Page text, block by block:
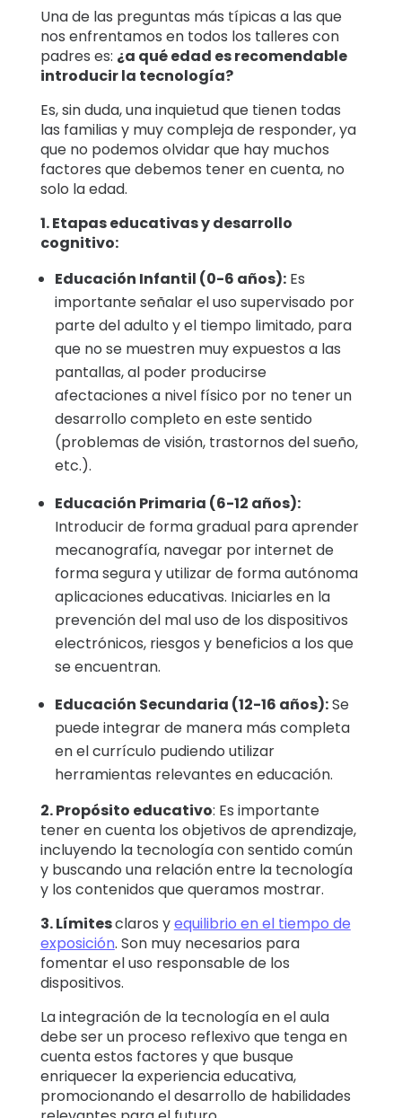
Una de las preguntas más típicas a las que
nos enfrentamos en todos los talleres con
padres es: ¿a qué edad es recomendable
introducir la tecnología?
Es, sin duda, una inquietud que tienen todas
las familias y muy compleja de responder, ya
que no podemos olvidar que hay muchos
factores que debemos tener en cuenta, no
solo la edad.
1. Etapas educativas y desarrollo
cognitivo:
Educación Infantil (0-6 años):Es
importante señalar el uso supervisado por
parte del adulto y el tiempo limitado, para
que no se muestren muy expuestos a las
pantallas, al poder producirse
afectaciones a nivel físico por no tener un
desarrollo completo en este sentido
(problemas de visión, trastornos del sueño,
etc.).
Educación Primaria (6-12 años):
Introducir de forma gradual para aprender
mecanografía, navegar por internet de
forma segura y utilizar de forma autónoma
aplicaciones educativas. Iniciarles en la
prevención del mal uso de los dispositivos
electrónicos, riesgos y beneficios a los que
se encuentran.
Educación Secundaria (12-16 años):Se
puede integrar de manera más completa
en el currículo pudiendo utilizar
herramientas relevantes en educación.
2. Propósito educativo: Es importante
tener en cuenta los objetivos de aprendizaje,
incluyendo la tecnología con sentido común
y buscando una relación entre la tecnología
y los contenidos que queramos mostrar.
3. Límitesclaros yequilibrio en el tiempo de
exposición. Son muy necesarios para
fomentar el uso responsable de los
dispositivos.
La integración de la tecnología en el aula
debe ser un proceso reflexivo que tenga en
cuenta estos factores y que busque
enriquecer la experiencia educativa,
promocionando el desarrollo de habilidades